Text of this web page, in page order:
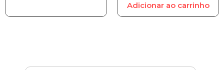
Adicionar ao carrinho